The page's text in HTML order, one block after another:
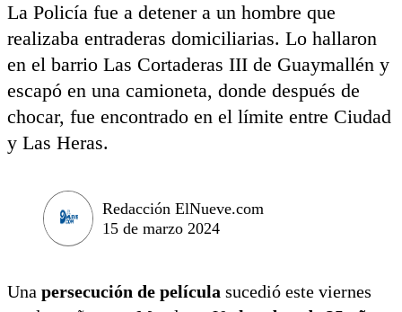
La Policía fue a detener a un hombre que
realizaba entraderas domiciliarias. Lo hallaron
en el barrio Las Cortaderas III de Guaymallén y
escapó en una camioneta, donde después de
chocar, fue encontrado en el límite entre Ciudad
y Las Heras.
Redacción ElNueve.com
15 de marzo 2024
Una persecución de película sucedió este viernes